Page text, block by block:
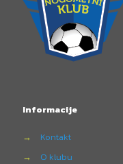
Informacije
→
Kontakt
→
O klubu